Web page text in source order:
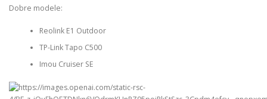
Dobre modele:
Reolink E1 Outdoor
TP-Link Tapo C500
Imou Cruiser SE